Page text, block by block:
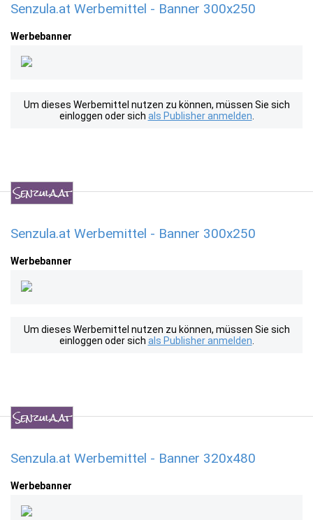
Senzula.at Werbemittel - Banner 300x250
Werbebanner
Um dieses Werbemittel nutzen zu können, müssen Sie sich
einloggen oder sich als Publisher anmelden
Senzula.at Werbemittel - Banner 300x250
Werbebanner
Um dieses Werbemittel nutzen zu können, müssen Sie sich
einloggen oder sich als Publisher anmelden
Senzula.at Werbemittel - Banner 320x480
Werbebanner